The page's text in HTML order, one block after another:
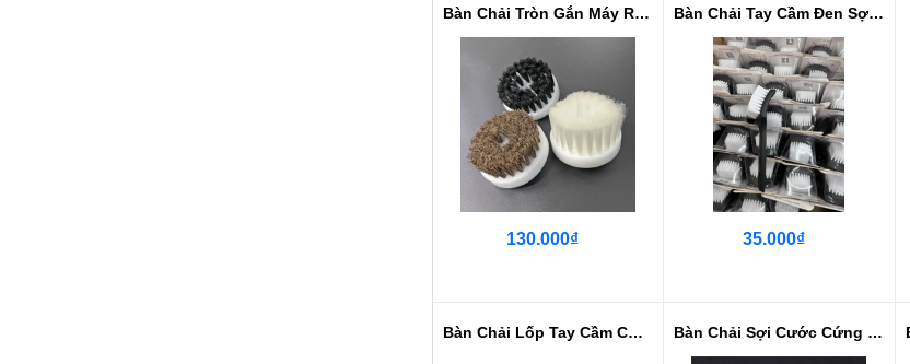
Bàn Chải Tròn Gắn Máy Rung Lệch Tâm
130.000₫
Bàn Chải Tay Cầm Đen Sợi Nhựa Cứ...
35.000₫
Bàn Chải Lốp Tay Cầm Cỡ Lớn Bàn Chải Sợi Cước Cứng Vừa Đa Năng